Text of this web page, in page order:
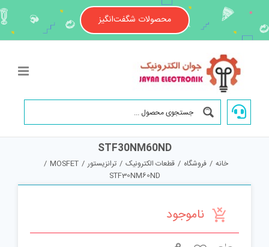
content
محصولات شگفت‌انگیز
STF30NM60ND
خانه / فروشگاه / قطعات الکترونیک / ترانزیستور /
MOSFET
/
STF30NM60ND
ناموجود